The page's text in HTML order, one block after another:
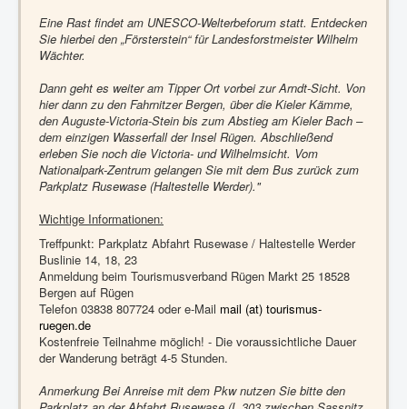
Eine Rast findet am UNESCO-Welterbeforum statt. Entdecken
Sie hierbei den „Försterstein“ für Landesforstmeister Wilhelm
Wächter.
Dann geht es weiter am Tipper Ort vorbei zur Arndt-Sicht. Von
hier dann zu den Fahrnitzer Bergen, über die Kieler Kämme,
den Auguste-Victoria-Stein bis zum Abstieg am Kieler Bach –
dem einzigen Wasserfall der Insel Rügen. Abschließend
erleben Sie noch die Victoria- und Wilhelmsicht. Vom
Nationalpark-Zentrum gelangen Sie mit dem Bus zurück zum
Parkplatz Rusewase (Haltestelle Werder)."
Wichtige Informationen:
Treffpunkt: Parkplatz Abfahrt Rusewase / Haltestelle Werder
Buslinie 14, 18, 23
Anmeldung beim Tourismusverband Rügen Markt 25 18528
Bergen auf Rügen
Telefon 03838 807724 oder e-Mail mail (at) tourismus-
ruegen.de
Kostenfreie Teilnahme möglich! - Die voraussichtliche Dauer
der Wanderung beträgt 4-5 Stunden.
Anmerkung Bei Anreise mit dem Pkw nutzen Sie bitte den